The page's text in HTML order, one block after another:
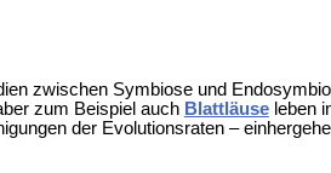
zwischen Symbiose und
zum Beispiel auch Blattläuseleben
der Evolutionsraten –